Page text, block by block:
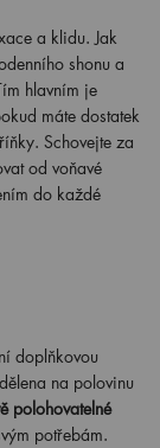
a klidu. Jak
shonu a
hlavním je
máte dostatek
Schovejte za
od voňavé
do každé
doplňkovou
na polovinu
polohovatelné
potřebám.